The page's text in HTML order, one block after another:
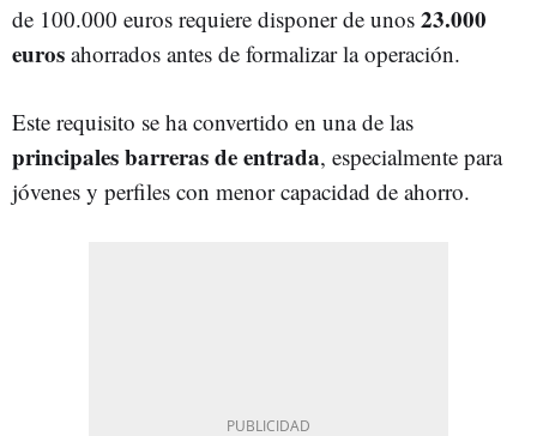
de 100.000 euros requiere disponer de unos 23.000
euros ahorrados antes de formalizar la operación.
Este requisito se ha convertido en una de las
principales barreras de entrada, especialmente para
jóvenes y perfiles con menor capacidad de ahorro.